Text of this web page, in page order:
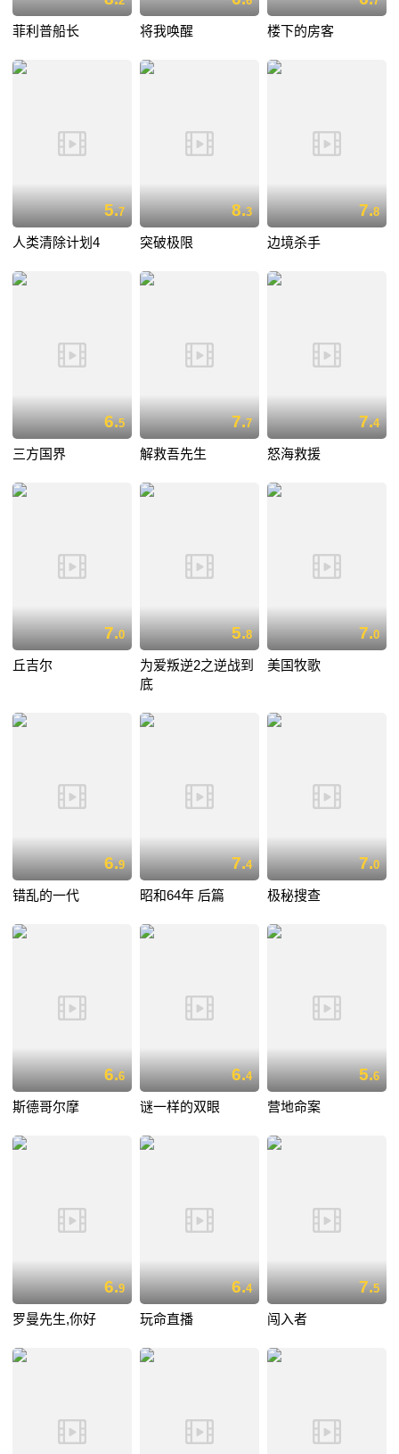
菲利普船长 将我唤醒 楼下的房客
5.7
人类清除计划4
8.3
突破极限
7.8
边境杀手
6.5
三方国界
7.7
解救吾先生
7.4
怒海救援
7.0
丘吉尔
5.8
为爱叛逆2之逆战到
底
7.0
美国牧歌
6.9
错乱的一代
7.4
昭和64年 后篇
7.0
极秘搜查
6.6
斯德哥尔摩
6.4
谜一样的双眼
5.6
营地命案
6.9
罗曼先生,你好
6.4
玩命直播
7.5
闯入者